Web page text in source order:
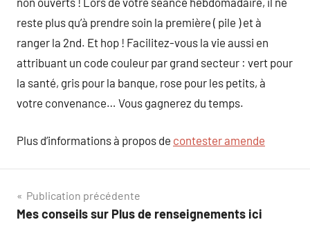
reste plus qu’à prendre soin la première ( pile ) et à
ranger la 2nd. Et hop ! Facilitez-vous la vie aussi en
attribuant un code couleur par grand secteur : vert pour
la santé, gris pour la banque, rose pour les petits, à
votre convenance… Vous gagnerez du temps.
Plus d’informations à propos de contester amende
Navigation
de
Publication précédente
Mes conseils sur Plus de renseignements ici